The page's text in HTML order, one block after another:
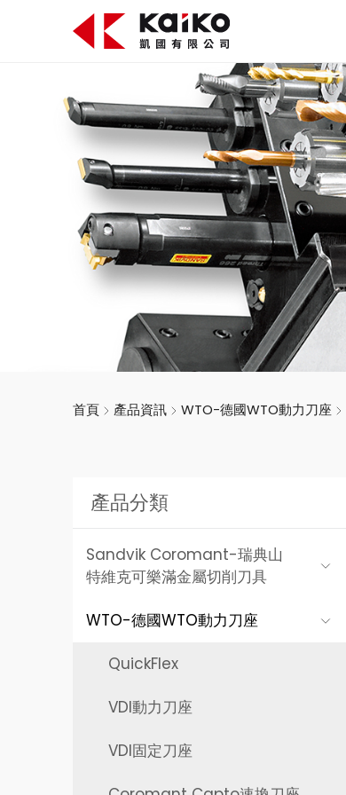
關於凱國
產品資訊
最新消息
活動花絮
影片專區
聯絡我們
首頁 產品資訊 WTO-德國WTO動力刀座
產品分類
Sandvik Coromant-瑞典山
特維克可樂滿金屬切削刀具
WTO-德國WTO動力刀座
QuickFlex
VDI動力刀座
VDI固定刀座